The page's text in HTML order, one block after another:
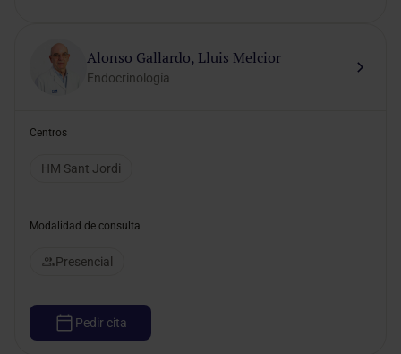
Alonso Gallardo, Lluis Melcior
Endocrinología
Centros
HM Sant Jordi
Modalidad de consulta
Presencial
Pedir cita